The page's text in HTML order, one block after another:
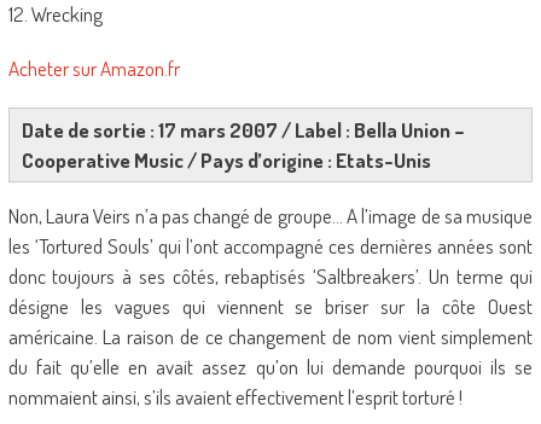
12. Wrecking
Acheter sur Amazon.fr
Date de sortie : 17 mars 2007 / Label : Bella Union –
CooperativeMusic / Pays d’origine : Etats-Unis
Non, Laura Veirs n’a pas changé de groupe… A l’image de sa musique
les ‘Tortured Souls’ qui l’ont accompagné ces dernières années sont
donc toujours à ses côtés, rebaptisés ‘Saltbreakers’. Un terme qui
désigne les vagues qui viennent se briser sur la côte Ouest
américaine. La raison de ce changement de nom vient simplement
du fait qu’elle en avait assez qu’on lui demande pourquoi ils se
nommaient ainsi, s’ils avaient effectivement l’esprit torturé !